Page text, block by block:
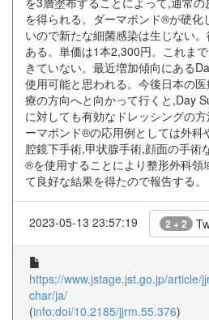
を得られる。ダーマボンド®が硬化
いので新たな細菌感染は生じない
ある。単価は1本2,300円。これま
きていない。最近増加傾向にある
使用可能と思われる。今後日本の
療の方向へと向かって行くと,Day
に対しても有効なドレッシングの
ーマボンド®の応用例としては外科
腔鏡下手術,甲状腺手術,顔面の手術
®を使用することにより整形外科領
て良好な結果を得たので報告する。
2023-05-13 23:57:19 2 + 2
https://www.jstage.jst.go.jp/article/
char/ja/
(info:doi/10.2185/jjrm.55.376)